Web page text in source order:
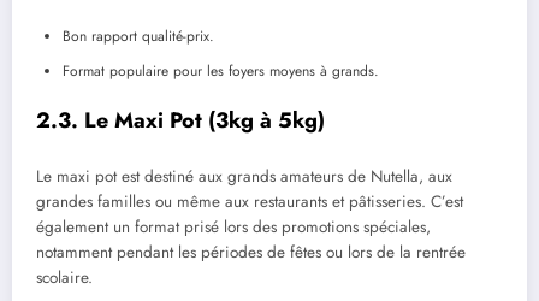
Bon rapport qualité-prix.
Format populaire pour les foyers moyens à grands.
2.3. Le Maxi Pot (3kg à 5kg)
Le maxi pot est destiné aux grands amateurs de Nutella, aux
grandes familles ou même aux restaurants et pâtisseries. C’est
également un format prisé lors des promotions spéciales,
notamment pendant les périodes de fêtes ou lors de la rentrée
scolaire.